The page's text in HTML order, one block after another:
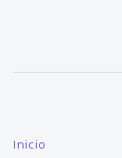
Inicio